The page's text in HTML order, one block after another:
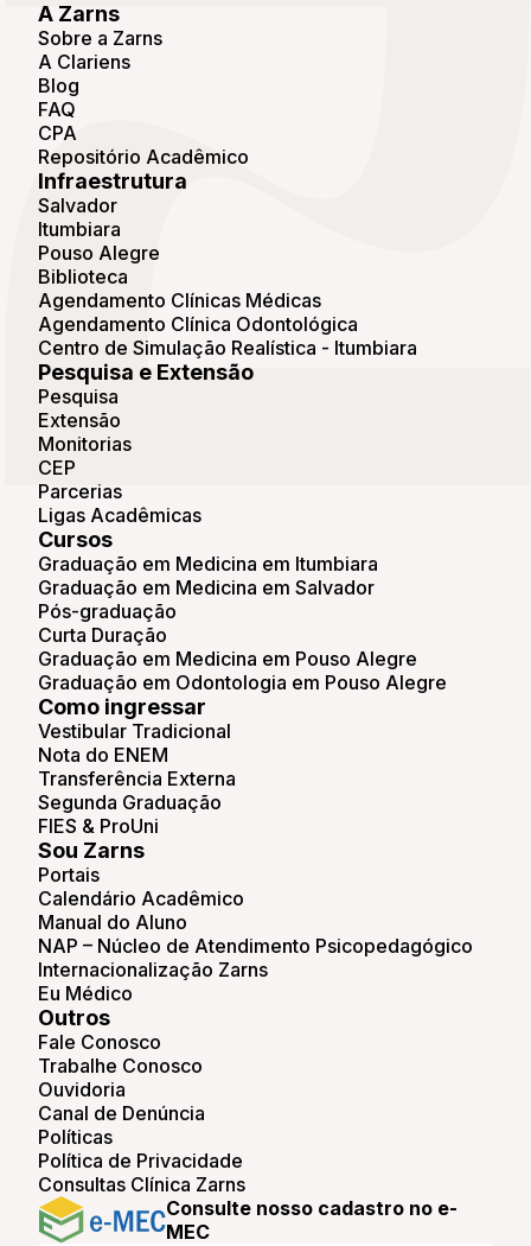
A Zarns
Sobre a Zarns
A Clariens
Blog
FAQ
CPA
Repositório Acadêmico
Infraestrutura
Salvador
Itumbiara
Pouso Alegre
Biblioteca
Agendamento Clínicas Médicas
Agendamento Clínica Odontológica
Centro de Simulação Realística - Itumbiara
Pesquisa e Extensão
Pesquisa
Extensão
Monitorias
CEP
Parcerias
Ligas Acadêmicas
Cursos
Graduação em Medicina em Itumbiara
Graduação em Medicina em Salvador
Pós-graduação
Curta Duração
Graduação em Medicina em Pouso Alegre
Graduação em Odontologia em Pouso Alegre
Como ingressar
Vestibular Tradicional
Nota do ENEM
Transferência Externa
Segunda Graduação
FIES & ProUni
Sou Zarns
Portais
Calendário Acadêmico
Manual do Aluno
NAP – Núcleo de Atendimento Psicopedagógico
Internacionalização Zarns
Eu Médico
Outros
Fale Conosco
Trabalhe Conosco
Ouvidoria
Canal de Denúncia
Políticas
Política de Privacidade
Consultas Clínica Zarns
Consulte nosso cadastro no e-
MEC